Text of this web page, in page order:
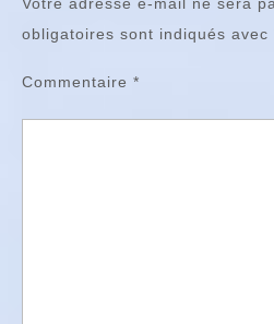
obligatoires sont indiqués avec
Commentaire *